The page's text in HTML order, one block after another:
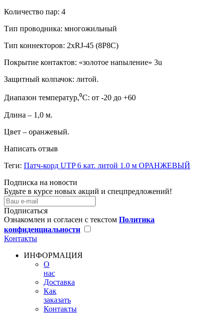
Количество пар: 4
Тип проводника: многожильный
Тип коннекторов: 2xRJ-45 (8P8C)
Покрытие контактов: «золотое напыление» 3u
Защитный колпачок: литой.
Диапазон температур,⁰C: от -20 до +60
Длина – 1,0 м.
Цвет – оранжевый.
Написать отзыв
Теги: Патч-корд UTP 6 кат. литой 1.0 м ОРАНЖЕВЫЙ
Подписка на новости
Будьте в курсе новых акций и спецпредложений!
Подписаться
Ознакомлен и согласен с текстом Политика
конфиденциальности
Контакты
ИНФОРМАЦИЯ
О
нас
Доставка
Как
заказать
Контакты